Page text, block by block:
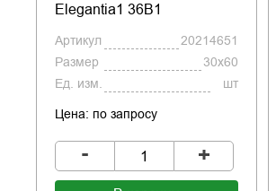
Elegantia1 36B1
Артикул
20214651
Размер
30x60
Ед. изм.
шт
Цена: по запросу
- +